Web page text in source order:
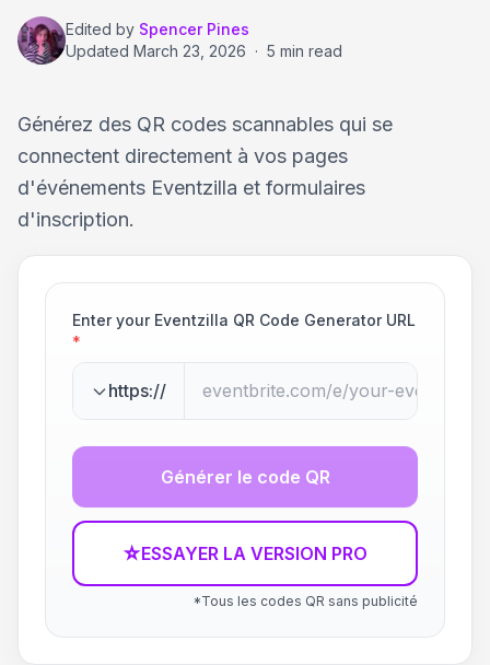
Edited by Spencer Pines
Updated March 23, 2026 · 5 min read
Générez des QR codes scannables qui se
connectent directement à vos pages
d'événements Eventzilla et formulaires
d'inscription.
Enter your Eventzilla QR Code Generator URL
*
https://
Générer le code QR
☆ESSAYER LA VERSION PRO
*Tous les codes QR sans publicité